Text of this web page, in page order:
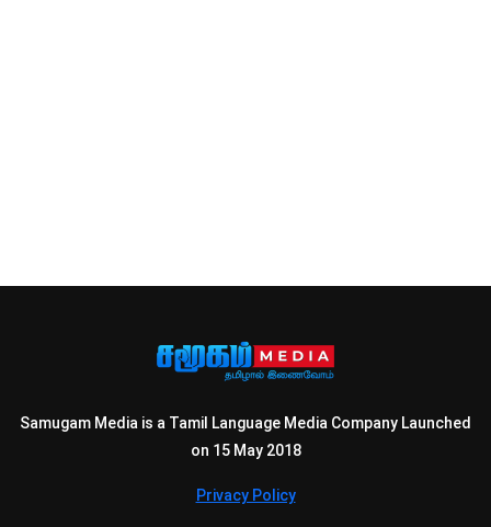
Samugam Media is a Tamil Language Media Company Launched
on 15 May 2018
Privacy Policy